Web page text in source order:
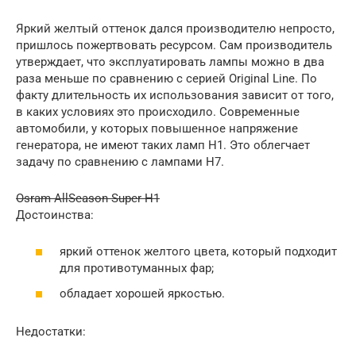
Яркий желтый оттенок дался производителю непросто,
пришлось пожертвовать ресурсом. Сам производитель
утверждает, что эксплуатировать лампы можно в два
раза меньше по сравнению с серией Original Line. По
факту длительность их использования зависит от того,
в каких условиях это происходило. Современные
автомобили, у которых повышенное напряжение
генератора, не имеют таких ламп H1. Это облегчает
задачу по сравнению с лампами H7.
Osram AllSeason Super H1
Достоинства:
яркий оттенок желтого цвета, который подходит
для противотуманных фар;
обладает хорошей яркостью.
Недостатки: